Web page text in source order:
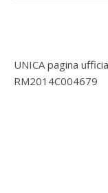
UNICA pagina
RM2014C004679